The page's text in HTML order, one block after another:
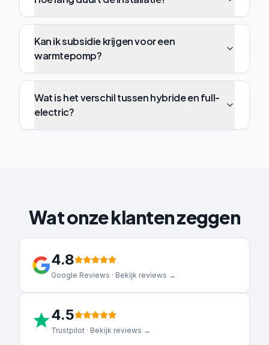
Kan ik subsidie krijgen voor een
warmtepomp?
Wat is het verschil tussen hybride en full-
electric?
Wat onze klanten zeggen
4.8
Google Reviews · Bekijk reviews →
4.5
Trustpilot · Bekijk reviews →